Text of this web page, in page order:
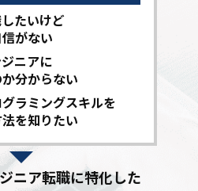
たいけど
がない
ニアに
分からない
ラミングスキルを
を知りたい
ニア転職に特化した